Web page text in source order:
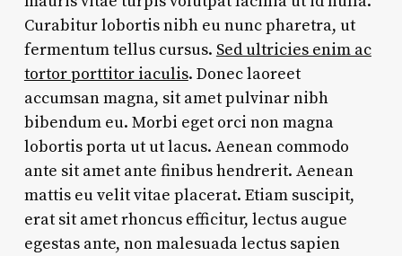
Curabitur lobortis nibh eu nunc pharetra, ut
fermentum tellus cursus. Sed ultricies enim ac
tortor porttitor iaculis. Donec laoreet
accumsan magna, sit amet pulvinar nibh
bibendum eu. Morbi eget orci non magna
lobortis porta ut ut lacus. Aenean commodo
ante sit amet ante finibus hendrerit. Aenean
mattis eu velit vitae placerat. Etiam suscipit,
erat sit amet rhoncus efficitur, lectus augue
egestas ante, non malesuada lectus sapien